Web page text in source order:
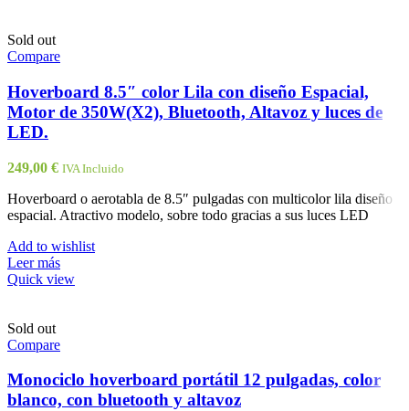
Sold out
Compare
Hoverboard 8.5″ color Lila con diseño Espacial,
Motor de 350W(X2), Bluetooth, Altavoz y luces de
LED.
249,00 € IVA Incluido
Hoverboard o aerotabla de 8.5″ pulgadas con multicolor lila diseño
espacial. Atractivo modelo, sobre todo gracias a sus luces LED
Add to wishlist
Leer más
Quick view
Sold out
Compare
Monociclo hoverboard portátil 12 pulgadas, color
blanco, con bluetooth y altavoz